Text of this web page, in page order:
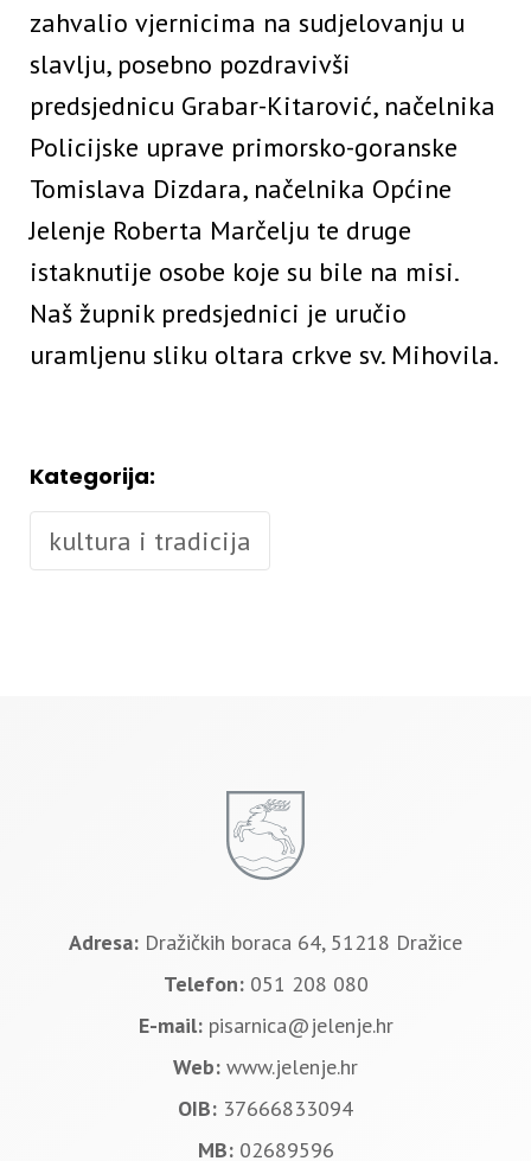
zahvalio vjernicima na sudjelovanju u
slavlju, posebno pozdravivši
predsjednicu Grabar-Kitarović, načelnika
Policijske uprave primorsko-goranske
Tomislava Dizdara, načelnika Općine
Jelenje Roberta Marčelju te druge
istaknutije osobe koje su bile na misi.
Naš župnik predsjednici je uručio
uramljenu sliku oltara crkve sv. Mihovila.
Kategorija:
kultura i tradicija
Adresa: Dražičkih boraca 64, 51218 Dražice
Telefon: 051 208 080
E-mail: pisarnica@jelenje.hr
Web: www.jelenje.hr
OIB: 37666833094
MB: 02689596